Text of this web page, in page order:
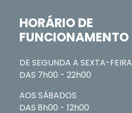
HORÁRIO DE
FUNCIONAMENTO
DE SEGUNDA A SEXTA-FEIRA
DAS 7h00 - 22h00
AOS SÁBADOS
DAS 8h00 - 12h00